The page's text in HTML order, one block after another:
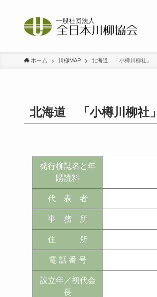
ホーム 川柳MAP 北海道 「小樽川柳社」
北海道 「小樽川柳社」
発行柳誌名と年
購読料
代 表 者
事 務 所
住 所
電 話 番 号
設立年／初代会
長